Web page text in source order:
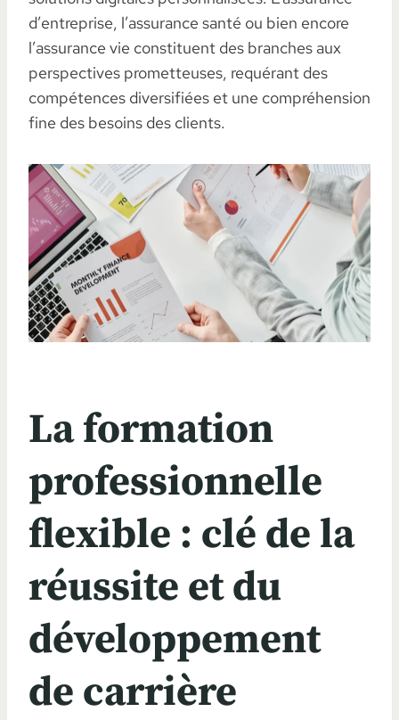
d’entreprise, l’assurance santé ou bien encore
l’assurance vie constituent des branches aux
perspectives prometteuses, requérant des
compétences diversifiées et une compréhension
fine des besoins des clients.
La formation
professionnelle
flexible : clé de la
réussite et du
développement
de carrière